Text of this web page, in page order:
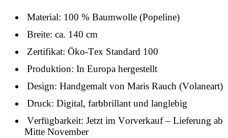
Material: 100 % Baumwolle (Popeline)
Breite: ca. 140 cm
Zertifikat: Öko-Tex Standard 100
Produktion: In Europa hergestellt
Design: Handgemalt von Maris Rauch (Volaneart)
Druck: Digital, farbbrillant und langlebig
Verfügbarkeit: Jetzt im Vorverkauf – Lieferung ab
Mitte November